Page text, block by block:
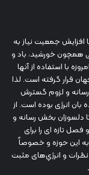
افزایش جمعیت نیاز به
همچون خورشید، باد و
با استفاده از آنها
قرار گرفته است. لذا
و لزوم گسترش
انرژی بوده است. از
دلسوزان بخش رسانه و
تازه ای را برای
به این حوزه و خصوصاً
و انرژي‌های مثبت